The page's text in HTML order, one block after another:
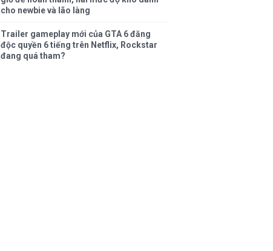
cho newbie và lão làng
Trailer gameplay mới của GTA 6 đăng
độc quyền 6 tiếng trên Netflix, Rockstar
đang quá tham?